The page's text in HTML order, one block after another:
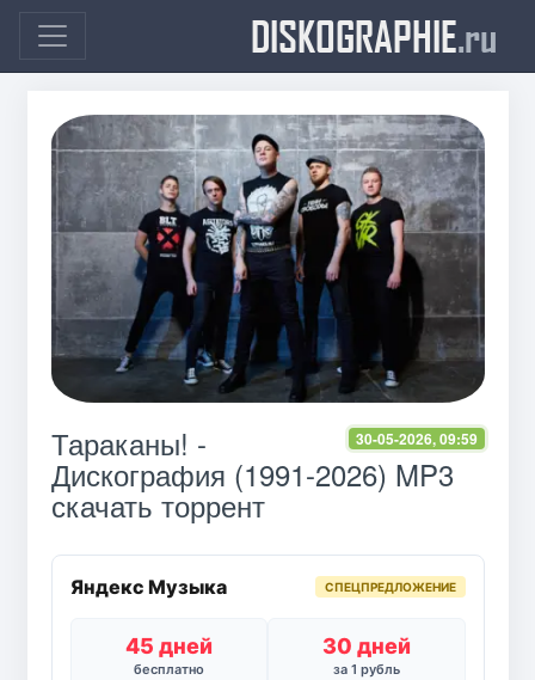
DISKOGRAPHIE.ru
30-05-2026, 09:59
Тараканы! -
Дискография (1991-2026) MP3
скачать торрент
Яндекс Музыка СПЕЦПРЕДЛОЖЕНИЕ
45 дней
бесплатно
30 дней
за 1 рубль